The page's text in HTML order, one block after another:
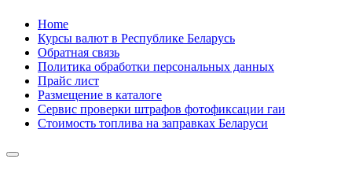
Skip
content
Home
Курсы валют в Республике Беларусь
Обратная связь
Политика обработки персональных данных
Прайс лист
Размещение в каталоге
Сервис проверки штрафов фотофиксации гаи
Стоимость топлива на заправках Беларуси